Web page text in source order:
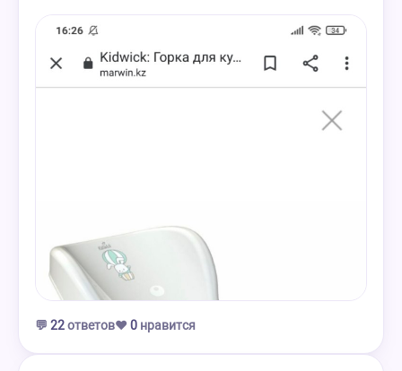
💬 22ответов❤️ 0 нравится